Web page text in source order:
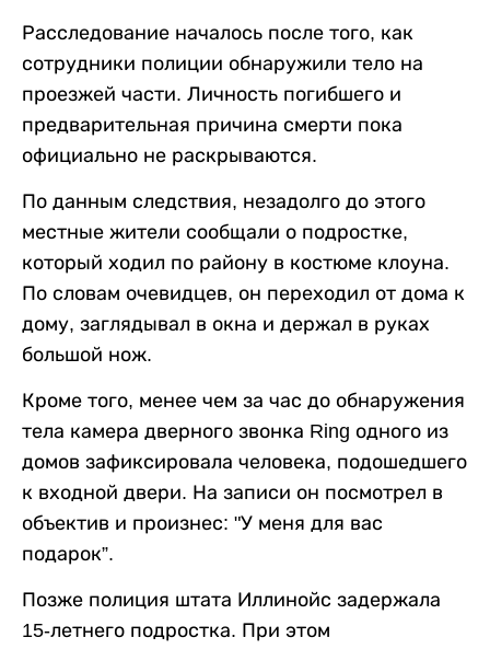
Расследование началось после того, как
сотрудники полиции обнаружили тело на
проезжей части. Личность погибшего и
предварительная причина смерти пока
официально не раскрываются.
По данным следствия, незадолго до этого
местные жители сообщали о подростке,
который ходил по району в костюме клоуна.
По словам очевидцев, он переходил от дома к
дому, заглядывал в окна и держал в руках
большой нож.
Кроме того, менее чем за час до обнаружения
тела камера дверного звонка Ring одного из
домов зафиксировала человека, подошедшего
к входной двери. На записи он посмотрел в
объектив и произнес: "У меня для вас
подарок”.
Позже полиция штата Иллинойс задержала
15-летнего подростка. При этом